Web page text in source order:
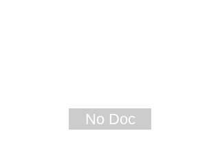
No Doc